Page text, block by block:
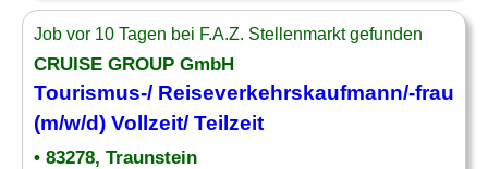
Job vor 10 Tagen bei F.A.Z. Stellenmarkt gefunden
CRUISE GROUP GmbH
Tourismus-/ Reiseverkehrskaufmann/-frau
(m/w/d) Vollzeit/ Teilzeit
• 83278, Traunstein